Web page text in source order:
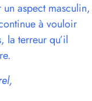
aspect masculin,
à vouloir
la terreur qu’il